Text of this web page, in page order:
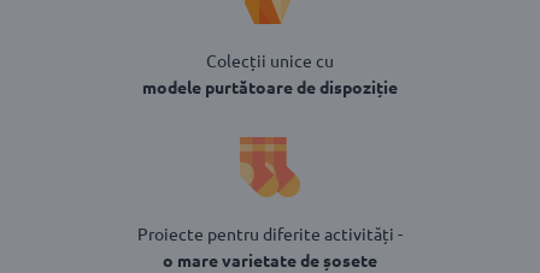
Colecții unice cu
modele purtătoare de dispoziție
Proiecte pentru diferite activități -
o mare varietate de șosete